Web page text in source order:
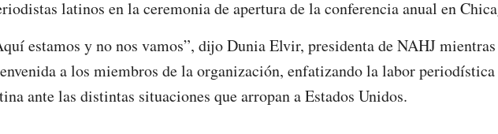
latinos en la ceremonia de apertura de la conferencia anual en
estamos y no nos vamos”, dijo Dunia Elvir, presidenta de NAHJ
a los miembros de la organización, enfatizando la labor
ante las distintas situaciones que arropan a Estados Unidos.